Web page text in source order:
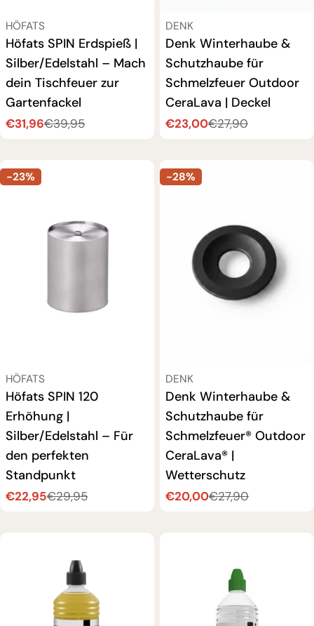
VERKÄUFER:
HÖFATS
Höfats SPIN Erdspieß |
Silber/Edelstahl – Mach
dein Tischfeuer zur
Gartenfackel
Verkaufspreis
€31,96
Regulärer€39,95
VERKÄUFER:
DENK
Denk Winterhaube &
Schutzhaube für
Schmelzfeuer Outdoor
CeraLava | Deckel
Verkaufspreis
€23,00
Regulärer€27,90
-23%
VERKÄUFER:
HÖFATS
Höfats SPIN 120
Erhöhung |
Silber/Edelstahl – Für
den perfekten
Standpunkt
Verkaufspreis
€22,95
Regulärer€29,95
-28%
VERKÄUFER:
DENK
Denk Winterhaube &
Schutzhaube für
Schmelzfeuer® Outdoor
CeraLava® |
Wetterschutz
Verkaufspreis
€20,00
Regulärer€27,90